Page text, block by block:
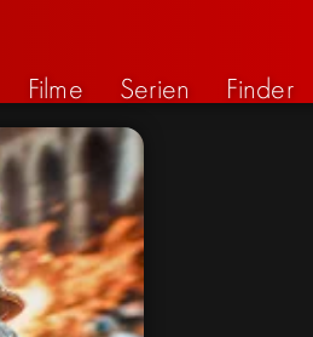
Filme Serien Finder